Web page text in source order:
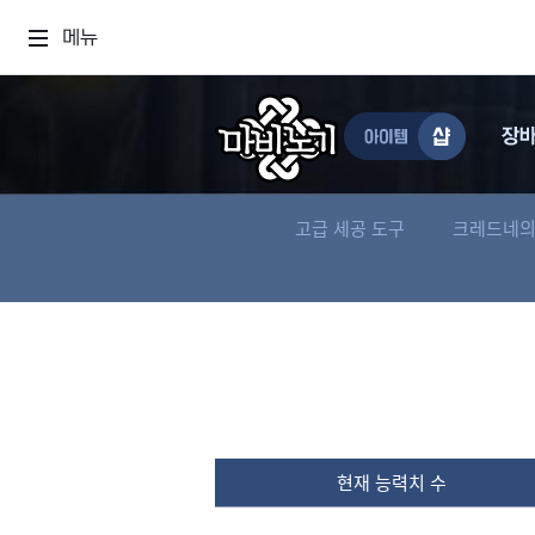
메뉴
고급 세공 도구 크레드네
현재 능력치 수